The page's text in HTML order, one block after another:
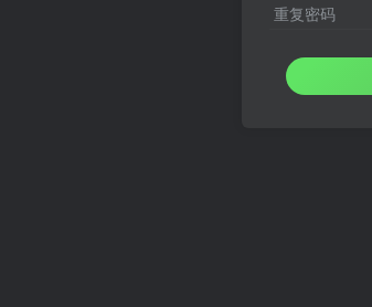
重复密码